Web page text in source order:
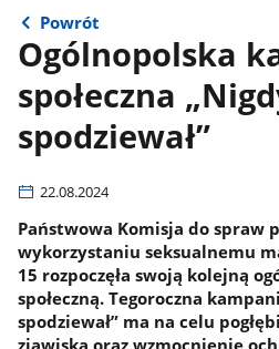
Powrót
Ogólnopolska
społeczna
spodziewał”
22.08.2024
Państwowa Komisja do spraw
wykorzystaniu seksualnemu
15 rozpoczęła swoją kolejną
społeczną. Tegoroczna
spodziewał” ma na celu
zjawiska oraz wzmocnienie